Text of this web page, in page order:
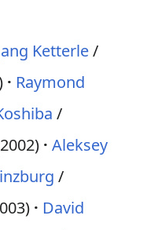
Ketterle/
Raymond
/
Aleksey
/
David